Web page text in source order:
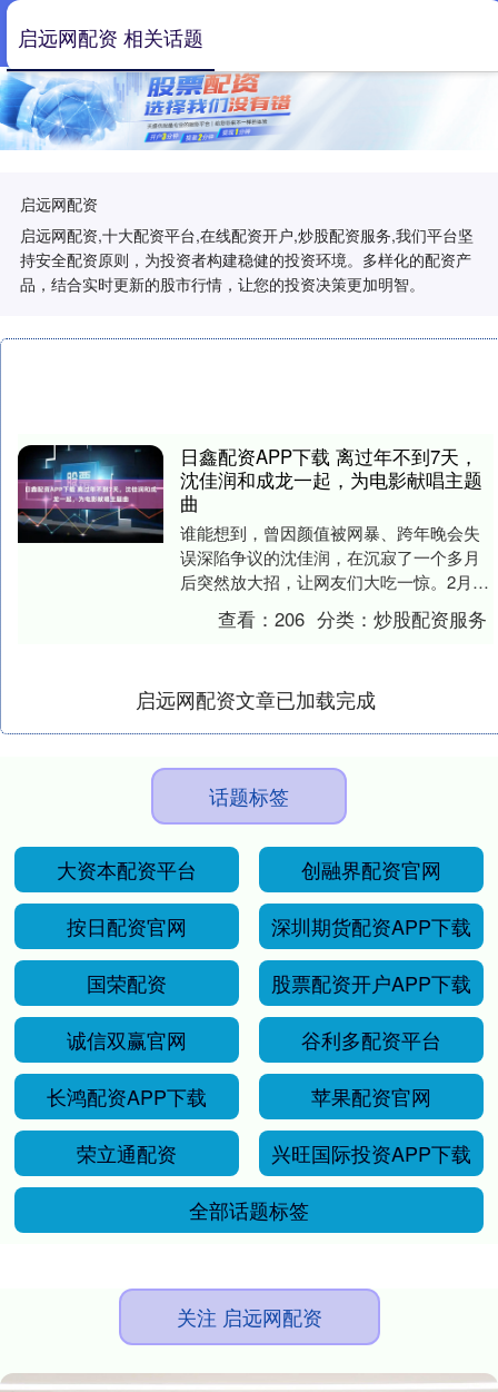
启远网配资
启远网配资,十大配资平台,在线配资开户,炒股配资服务,我们平台坚
持安全配资原则，为投资者构建稳健的投资环境。多样化的配资产
品，结合实时更新的股市行情，让您的投资决策更加明智。
启远网配资 相关话题
日鑫配资APP下载 离过年不到7天，
沈佳润和成龙一起，为电影献唱主题
曲
谁能想到，曾因颜值被网暴、跨年晚会失
误深陷争议的沈佳润，在沉寂了一个多月
后突然放大招，让网友们大吃一惊。2月9
日，她在社交平台上宣布了一则重磅喜
讯：她演唱的新春....
查看：206 分类：炒股配资服务
启远网配资文章已加载完成
话题标签
大资本配资平台
创融界配资官网
按日配资官网
深圳期货配资APP下载
国荣配资
股票配资开户APP下载
诚信双赢官网
谷利多配资平台
长鸿配资APP下载
苹果配资官网
荣立通配资
兴旺国际投资APP下载
全部话题标签
关注 启远网配资